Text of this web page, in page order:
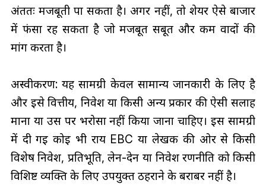
अंततः मजबूती पा सकता है। अगर नहीं, तो शेयर ऐसे बाजार
में फंसा रह सकता है जो मजबूत सबूत और कम वादों की
मांग करता है।
अस्वीकरण: यह सामग्री केवल सामान्य जानकारी के लिए है
और इसे वित्तीय, निवेश या किसी अन्य प्रकार की ऐसी सलाह
माना या उस पर भरोसा नहीं किया जाना चाहिए। इस सामग्री
में दी गई कोई भी राय EBC या लेखक की ओर से किसी
विशेष निवेश, प्रतिभूति, लेन-देन या निवेश रणनीति को किसी
विशिष्ट व्यक्ति के लिए उपयुक्त ठहराने के बराबर नहीं है।